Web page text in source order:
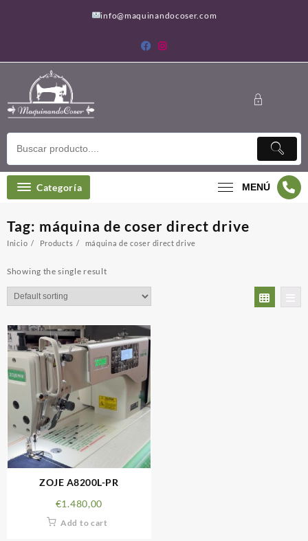
info@maquinandocoser.com
Categoría MENÚ
Tag: máquina de coser direct drive
Inicio Products máquina de coser direct drive
Showing the single result
ZOJE A8200L-PR
€1.480,00
Add to cart